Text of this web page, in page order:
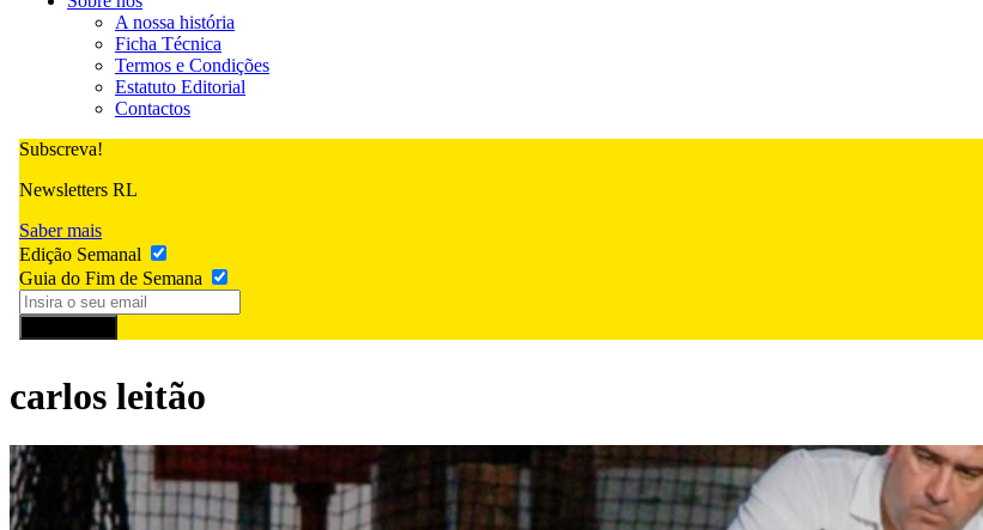
A nossa história
Ficha Técnica
Termos e Condições
Estatuto Editorial
Contactos
Subscreva!
Newsletters RL
Saber mais
Edição Semanal
Guia do Fim de Semana
carlos leitão